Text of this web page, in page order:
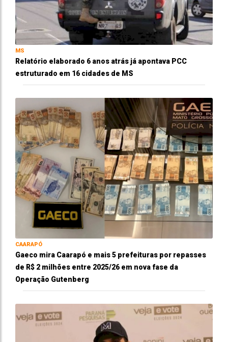
MS
Relatório elaborado 6 anos atrás já apontava PCC
estruturado em 16 cidades de MS
CAARAPÓ
Gaeco mira Caarapó e mais 5 prefeituras por repasses
de R$ 2 milhões entre 2025/26 em nova fase da
Operação Gutenberg